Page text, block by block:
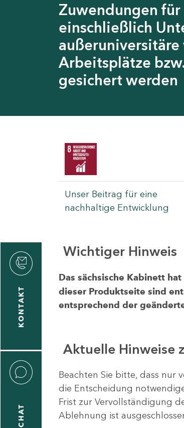
Zuwendungen
einschließlich
Arbeitsplätze
gesichert werden
Unser Beitrag für eine
nachhaltige Entwicklung
KONTAKT
CHAT
Wichtiger Hinweis
Das sächsische Kabinett
dieser Produktseite sind
entsprechend der
Aktuelle Hinweise
Beachten Sie bitte, dass nur
die Entscheidung
Frist zur Vervollständigung
Ablehnung ist